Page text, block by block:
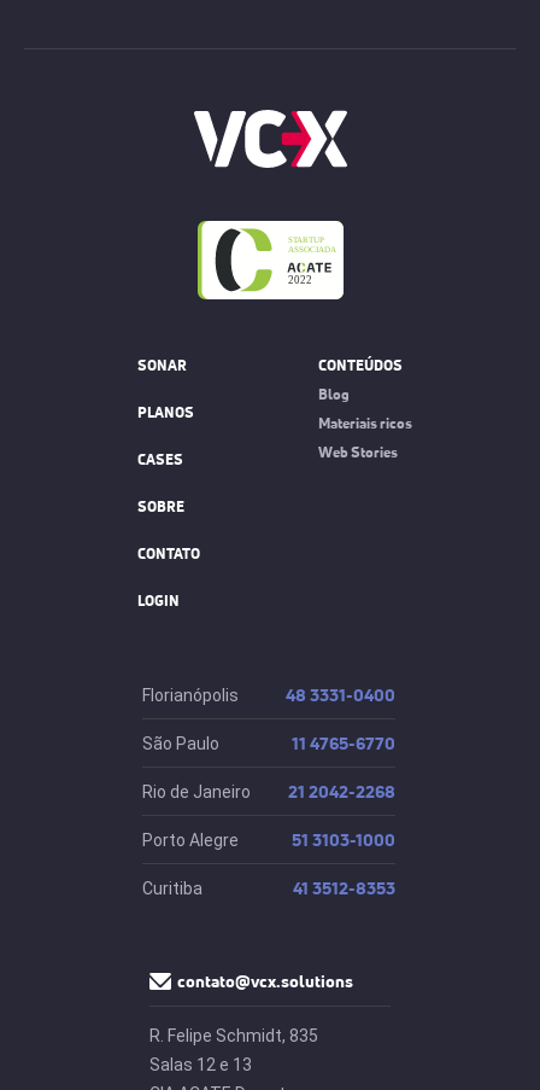
SONAR
PLANOS
CASES
SOBRE
CONTATO
LOGIN
CONTEÚDOS
Blog
Materiais ricos
Web Stories
Florianópolis 48 3331-0400
São Paulo 11 4765-6770
Rio de Janeiro 21 2042-2268
Porto Alegre 51 3103-1000
Curitiba 41 3512-8353
contato@vcx.solutions
R. Felipe Schmidt, 835
Salas 12 e 13